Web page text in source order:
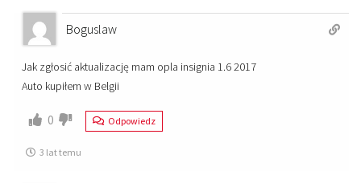
Boguslaw
Jak zgłosić aktualizację mam opla insignia 1.6 2017
Auto kupiłem w Belgii
0 Odpowiedz
3 lat temu